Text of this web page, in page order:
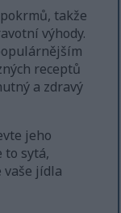
takže
výhody.
receptů
a zdravý
jeho
to sytá,
jídla